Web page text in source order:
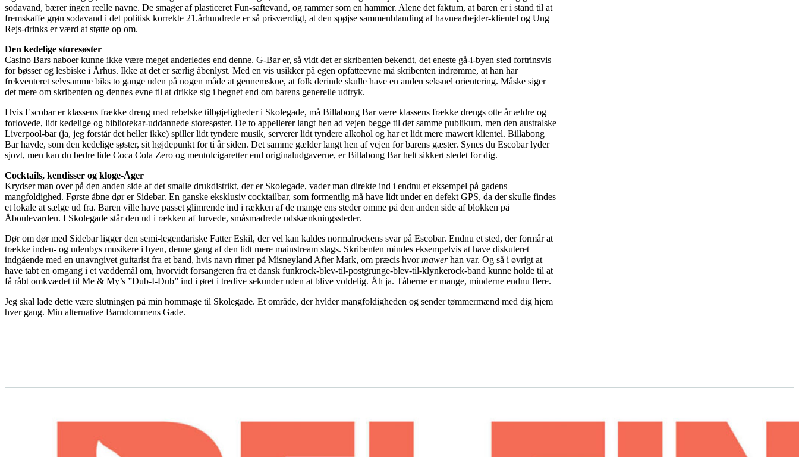
sodavand, bærer ingen reelle navne. De smager af plasticeret Fun-saftevand, og rammer som en hammer. Alene det faktum, at baren er i stand til at
fremskaffe grøn sodavand i det politisk korrekte 21.århundrede er så prisværdigt, at den spøjse sammenblanding af havnearbejder-klientel og Ung
Rejs-drinks er værd at støtte op om.
Den kedelige storesøster
Casino Bars naboer kunne ikke være meget anderledes end denne. G-Bar er, så vidt det er skribenten bekendt, det eneste gå-i-byen sted fortrinsvis
for bøsser og lesbiske i Århus. Ikke at det er særlig åbenlyst. Med en vis usikker på egen opfatteevne må skribenten indrømme, at han har
frekventeret selvsamme biks to gange uden på nogen måde at gennemskue, at folk derinde skulle have en anden seksuel orientering. Måske siger
det mere om skribenten og dennes evne til at drikke sig i hegnet end om barens generelle udtryk.
Hvis Escobar er klassens frække dreng med rebelske tilbøjeligheder i Skolegade, må Billabong Bar være klassens frække drengs otte år ældre og
forlovede, lidt kedelige og bibliotekar-uddannede storesøster. De to appellerer langt hen ad vejen begge til det samme publikum, men den australske
Liverpool-bar (ja, jeg forstår det heller ikke) spiller lidt tyndere musik, serverer lidt tyndere alkohol og har et lidt mere mawert klientel. Billabong
Bar havde, som den kedelige søster, sit højdepunkt for ti år siden. Det samme gælder langt hen af vejen for barens gæster. Synes du Escobar lyder
sjovt, men kan du bedre lide Coca Cola Zero og mentolcigaretter end originaludgaverne, er Billabong Bar helt sikkert stedet for dig.
Cocktails, kendisser og kloge-Åger
Krydser man over på den anden side af det smalle drukdistrikt, der er Skolegade, vader man direkte ind i endnu et eksempel på gadens
mangfoldighed. Første åbne dør er Sidebar. En ganske eksklusiv cocktailbar, som formentlig må have lidt under en defekt GPS, da der skulle findes
et lokale at sælge ud fra. Baren ville have passet glimrende ind i rækken af de mange ens steder omme på den anden side af blokken på
Åboulevarden. I Skolegade står den ud i rækken af lurvede, småsmadrede udskænkningssteder.
Dør om dør med Sidebar ligger den semi-legendariske Fatter Eskil, der vel kan kaldes normalrockens svar på Escobar. Endnu et sted, der formår at
trække inden- og udenbys musikere i byen, denne gang af den lidt mere mainstream slags. Skribenten mindes eksempelvis at have diskuteret
indgående med en unavngivet guitarist fra et band, hvis navn rimer på Misneyland After Mark, om præcis hvormawerhan var. Og så i øvrigt at
have tabt en omgang i et væddemål om, hvorvidt forsangeren fra et dansk funkrock-blev-til-postgrunge-blev-til-klynkerock-band kunne holde til at
få råbt omkvædet til Me & My’s ”Dub-I-Dub” ind i øret i tredive sekunder uden at blive voldelig. Åh ja. Tåberne er mange, minderne endnu flere.
Jeg skal lade dette være slutningen på min hommage til Skolegade. Et område, der hylder mangfoldigheden og sender tømmermænd med dig hjem
hver gang. Min alternative Barndommens Gade.